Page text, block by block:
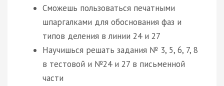
Сможешь пользоваться печатными
шпаргалками для обоснования фаз и
типов деления в линии 24 и 27
Научишься решать задания № 3, 5, 6, 7, 8
в тестовой и №24 и 27 в письменной
части